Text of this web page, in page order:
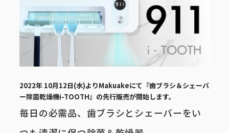
事業内容
2022年 10月12日(水)よりMakuakeにて『歯ブラシ＆シェーバ
ー除菌乾燥機i-TOOTH』の先行販売が開始します。
毎日の必需品、歯ブラシとシェーバーをい